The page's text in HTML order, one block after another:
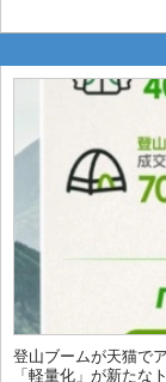
登山ブームが天猫で
「軽量化」が新たな